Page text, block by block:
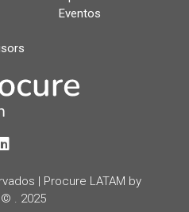
Eventos
| Procure LATAM by
. 2025